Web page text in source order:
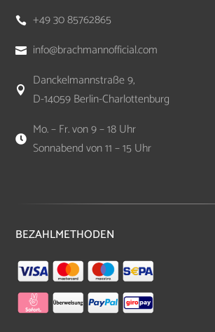
 +49 30 85762865
 info@brachmannofficial.com

Danckelmannstraße 9,
D-14059 Berlin-Charlottenburg

Mo. – Fr. von 9 – 18 Uhr
Sonnabend von 11 – 15 Uhr
BEZAHLMETHODEN